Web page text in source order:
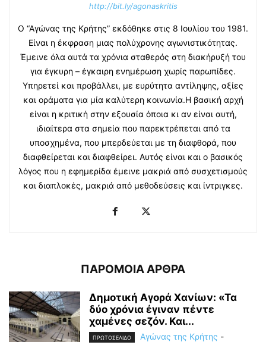
http://bit.ly/agonaskritis
Ο “Αγώνας της Κρήτης” εκδόθηκε στις 8 Ιουλίου του 1981.
Είναι η έκφραση μιας πολύχρονης αγωνιστικότητας.
Έμεινε όλα αυτά τα χρόνια σταθερός στη διακήρυξή του
για έγκυρη – έγκαιρη ενημέρωση χωρίς παρωπίδες.
Υπηρετεί και προβάλλει, με ευρύτητα αντίληψης, αξίες
και οράματα για μία καλύτερη κοινωνία.Η βασική αρχή
είναι η κριτική στην εξουσία όποια κι αν είναι αυτή,
ιδιαίτερα στα σημεία που παρεκτρέπεται από τα
υποσχημένα, που μπερδεύεται με τη διαφθορά, που
διαφθείρεται και διαφθείρει. Αυτός είναι και ο βασικός
λόγος που η εφημερίδα έμεινε μακριά από συσχετισμούς
και διαπλοκές, μακριά από μεθοδεύσεις και ίντριγκες.
ΠΑΡΟΜΟΙΑ ΑΡΘΡΑ
Δημοτική Αγορά Χανίων: «Τα
δύο χρόνια έγιναν πέντε
χαμένες σεζόν. Και...
ΠΡΩΤΟΣΕΛΙΔΟ Αγώνας της Κρήτης -